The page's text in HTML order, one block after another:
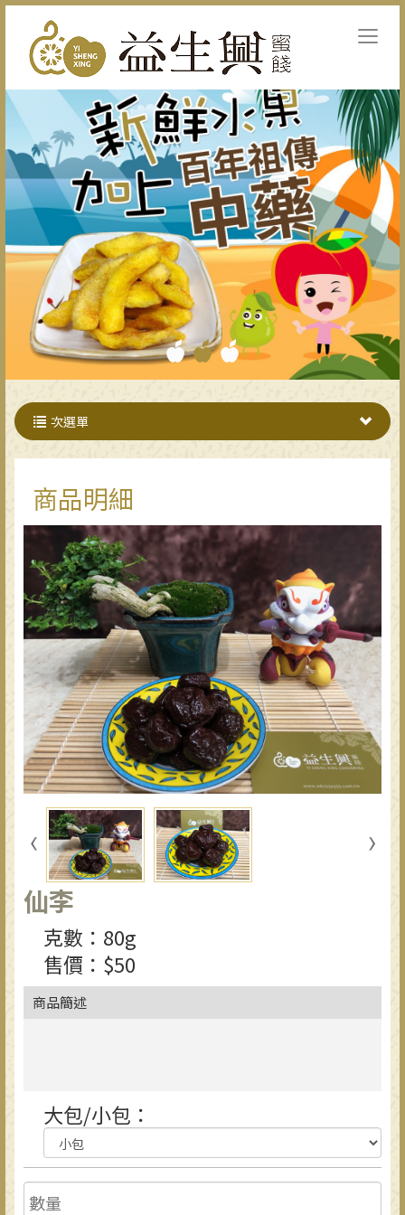
次選單
商品明細
仙李
克數：80g
售價：$50
商品簡述
大包/小包：